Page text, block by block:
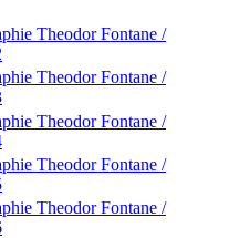
Theodor Fontane /
Theodor Fontane /
Theodor Fontane /
Theodor Fontane /
Theodor Fontane /